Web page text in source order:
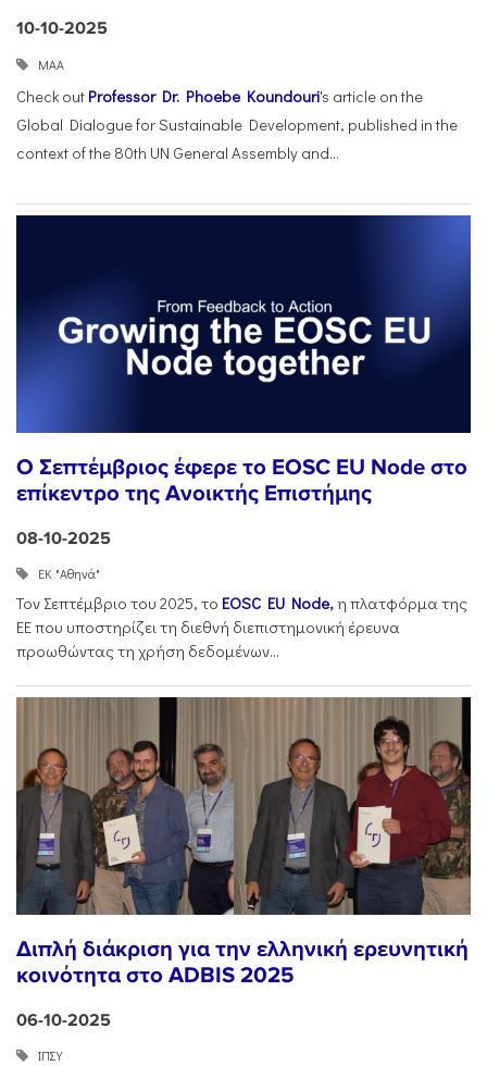
10-10-2025
ΜΑΑ
Check out Professor Dr. Phoebe Koundouri's article on the
Global Dialogue for Sustainable Development, published in the
context of the 80th UN General Assembly and...
Ο Σεπτέμβριος έφερε το EOSC EU Node στο
επίκεντρο της Ανοικτής Επιστήμης
08-10-2025
ΕΚ "Αθηνά"
Τον Σεπτέμβριο του 2025, το EOSC EU Node, η πλατφόρμα της
ΕΕ που υποστηρίζει τη διεθνή διεπιστημονική έρευνα
προωθώντας τη χρήση δεδομένων...
Διπλή διάκριση για την ελληνική ερευνητική
κοινότητα στο ADBIS 2025
06-10-2025
ΙΠΣΥ